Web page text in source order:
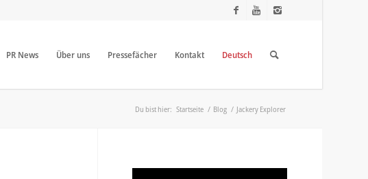
PR News Über uns Pressefächer Kontakt Deutsch
Du bist hier: Startseite / Blog / Jackery Explorer